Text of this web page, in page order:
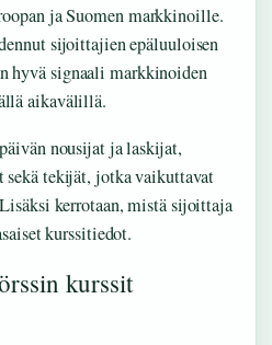
ja Suomen markkinoille.
sijoittajien epäluuloisen
hyvä signaali markkinoiden
aikavälillä.
nousijat ja laskijat,
sekä tekijät, jotka vaikuttavat
kerrotaan, mistä sijoittaja
kurssitiedot.
kurssit